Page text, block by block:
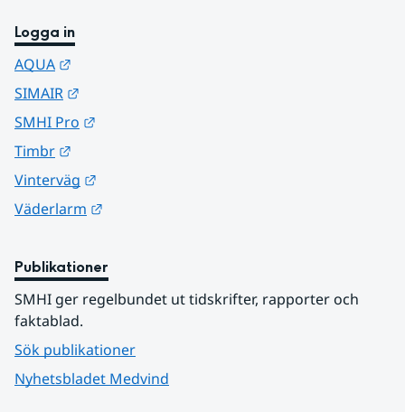
Logga in
AQUA
SIMAIR
SMHI Pro
Timbr
Vinterväg
Väderlarm
Publikationer
SMHI ger regelbundet ut tidskrifter, rapporter och
faktablad.
Sök publikationer
Nyhetsbladet Medvind